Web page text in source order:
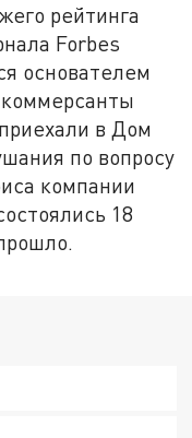
рейтинга
Forbes
основателем
в Дом
по вопросу
компании
18